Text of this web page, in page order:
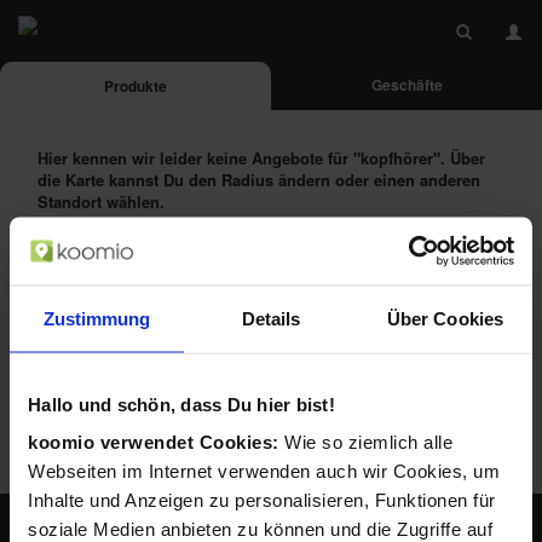
Zustimmung Details Über Cookies
Hallo und schön, dass Du hier bist!
koomio verwendet Cookies: Wie so ziemlich alle
Webseiten im Internet verwenden auch wir Cookies, um
Inhalte und Anzeigen zu personalisieren, Funktionen für
soziale Medien anbieten zu können und die Zugriffe auf
Produkte Geschäfte
Hier kennen wir leider keine Angebote für "kopfhörer". Über
die Karte kannst Du den Radius ändern oder einen anderen
Standort wählen.